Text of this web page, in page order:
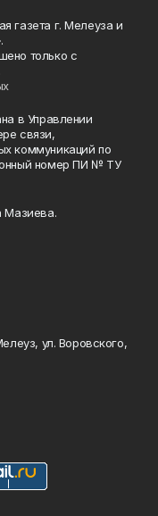
газета г. Мелеуза и
только с
в Управлении
связи,
коммуникаций по
номер ПИ № ТУ
Мазиева.
ул. Воровского,